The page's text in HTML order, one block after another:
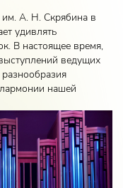
им. А. Н. Скрябина в
удивлять
В настоящее время,
ведущих
нашей